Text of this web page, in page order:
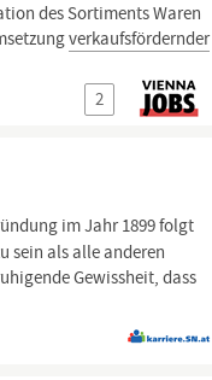
des Sortiments Waren
verkaufsfördernder
2
im Jahr 1899 folgt
sein als alle anderen
Gewissheit, dass